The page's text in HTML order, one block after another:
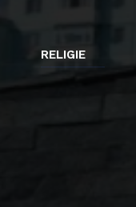
RELIGIE